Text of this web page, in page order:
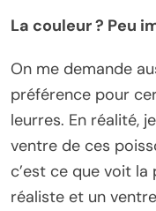
La couleur ? Peu
On me demande
préférence pour
leurres. En réalité,
ventre de ces
c’est ce que voit
réaliste et un